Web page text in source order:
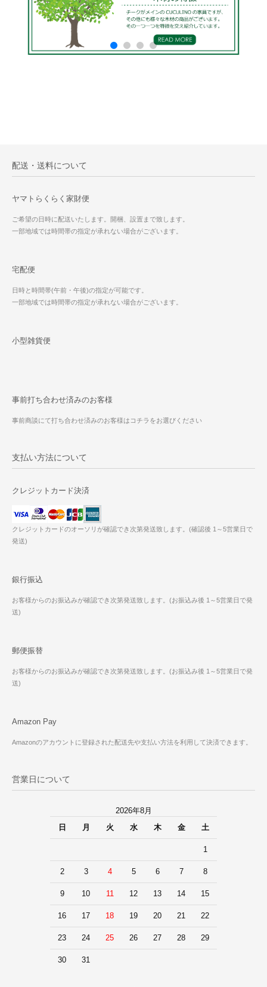
配送・送料について
ヤマトらくらく家財便
ご希望の日時に配送いたします。開梱、設置まで致します。
一部地域では時間帯の指定が承れない場合がございます。
宅配便
日時と時間帯(午前・午後)の指定が可能です。
一部地域では時間帯の指定が承れない場合がございます。
小型雑貨便
事前打ち合わせ済みのお客様
事前商談にて打ち合わせ済みのお客様はコチラをお選びください
支払い方法について
クレジットカード決済
クレジットカードのオーソリが確認でき次第発送致します。(確認後 1～5営業日で
発送)
銀行振込
お客様からのお振込みが確認でき次第発送致します。(お振込み後 1～5営業日で発
送)
郵便振替
お客様からのお振込みが確認でき次第発送致します。(お振込み後 1～5営業日で発
送)
Amazon Pay
Amazonのアカウントに登録された配送先や支払い方法を利用して決済できます。
営業日について
2026年8月
日
月 火 水 木 金 土
1
2 3 4 5 6 7 8
9 10 11 12 13 14 15
16 17 18 19 20 21 22
23 24 25 26 27 28 29
30 31